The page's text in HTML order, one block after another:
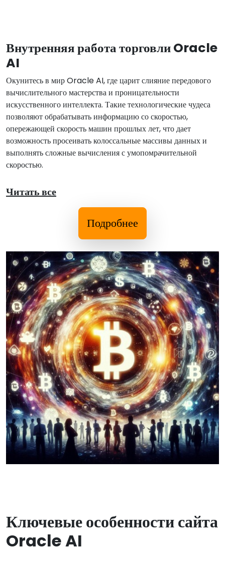
Внутренняя работа торговли Oracle
AI
Окунитесь в мир Oracle AI, где царит слияние передового
вычислительного мастерства и проницательности
искусственного интеллекта. Такие технологические чудеса
позволяют обрабатывать информацию со скоростью,
опережающей скорость машин прошлых лет, что дает
возможность просеивать колоссальные массивы данных и
выполнять сложные вычисления с умопомрачительной
скоростью.
Читать все
Подробнее
Ключевые особенности сайта
Oracle AI